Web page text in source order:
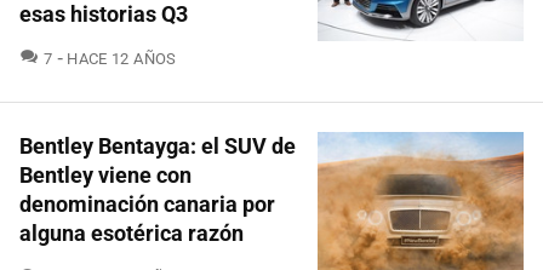
esas historias Q3
7 COMENTARIOS
HACE 12 AÑOS
Bentley Bentayga: el SUV de
Bentley viene con
denominación canaria por
alguna esotérica razón